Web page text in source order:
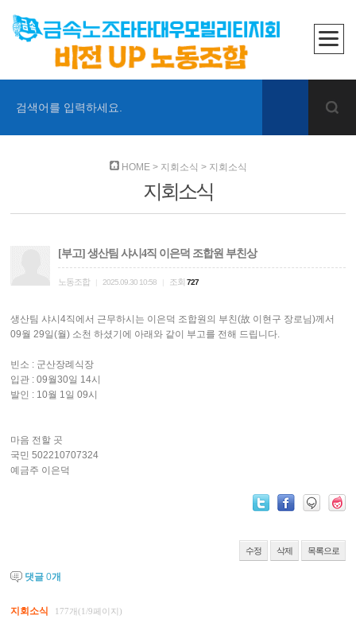
검색어를 입력하세요.
HOME> 지회소식 > 지회소식
지회소식
[부고] 생산팀 샤시4직 이은덕 조합원 부친상
노동조합 2025.09.30 10:58 조회 727
생산팀 샤시4직에서 근무하시는 이은덕 조합원의 부친(故 이현구 장로님)께서
09월 29일(월) 소천 하셨기에 아래와 같이 부고를 전해 드립니다.
빈소 : 군산장례식장
입관 : 09월30일 14시
발인 : 10월 1일 09시
마음 전할 곳
국민 502210707324
예금주 이은덕
수정 삭제 목록으로
댓글0개
지회소식 177개(1/9페이지)